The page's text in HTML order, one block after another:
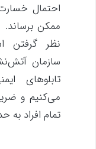
احتمال
ممکن برساند.
سازمان
تابلوهای
می‌کنیم و
تمام افراد به